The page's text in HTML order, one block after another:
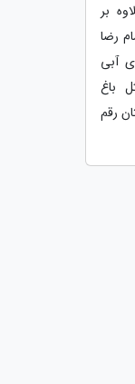
بر
رضا
آبی
باغ
رقم